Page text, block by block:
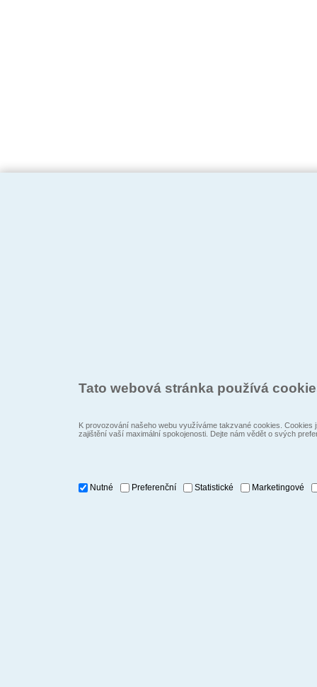
Tato webová stránka používá
K provozování našeho webu využíváme takzvané cookies.
zajištění vaší maximální spokojenosti. Dejte nám vědět o svých
Nutné Preferenční Statistické Marketingové